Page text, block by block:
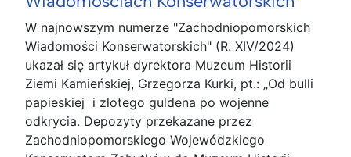
W najnowszym numerze "Zachodniopomorskich
Wiadomości Konserwatorskich" (R. XIV/2024)
ukazał się artykuł dyrektora Muzeum Historii
Ziemi Kamieńskiej, Grzegorza Kurki, pt.: „Od bulli
papieskiej i złotego guldena po wojenne
odkrycia. Depozyty przekazane przez
Zachodniopomorskiego Wojewódzkiego